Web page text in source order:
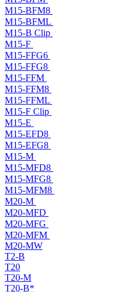
M15-BFM8
M15-BFML
M15-B Clip
M15-F
M15-FFG6
M15-FFG8
M15-FFM
M15-FFM8
M15-FFML
M15-F Clip
M15-E
M15-EFD8
M15-EFG8
M15-M
M15-MFD8
M15-MFG8
M15-MFM8
M20-M
M20-MFD
M20-MFG
M20-MFM
M20-MW
T2-B
T20
T20-M
T20-B*